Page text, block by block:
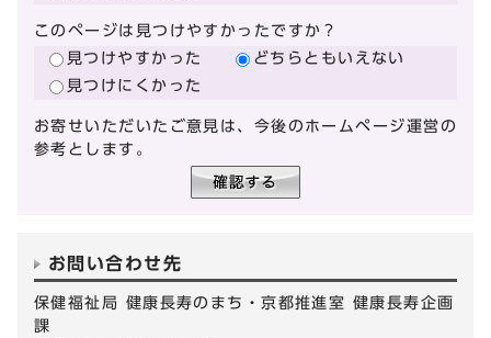
このページは見つけやすかったですか？
見つけやすかった
どちらともいえない
見つけにくかった
お寄せいただいたご意見は、今後のホームページ運営の
参考とします。
お問い合わせ先
保健福祉局 健康長寿のまち・京都推進室 健康長寿企画
課